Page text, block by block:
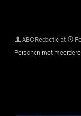
ABC Redactie at
Personen met